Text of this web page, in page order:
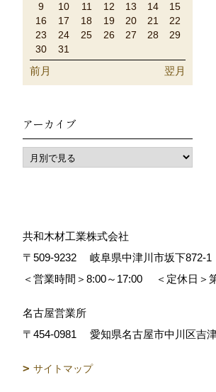
9
10 11 12 13 14
15
16
17 18 19 20 21
22
23
24 25 26 27 28
29
30
31
前月 翌月
アーカイブ
共和木材工業株式会社
〒509-9232
岐阜県中津川市坂下872‐1
＜営業時間＞8:00～17:00
＜定休日＞
名古屋営業所
〒454-0981
愛知県名古屋市中川区吉
サイトマップ